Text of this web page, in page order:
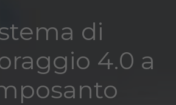
di
4.0 a